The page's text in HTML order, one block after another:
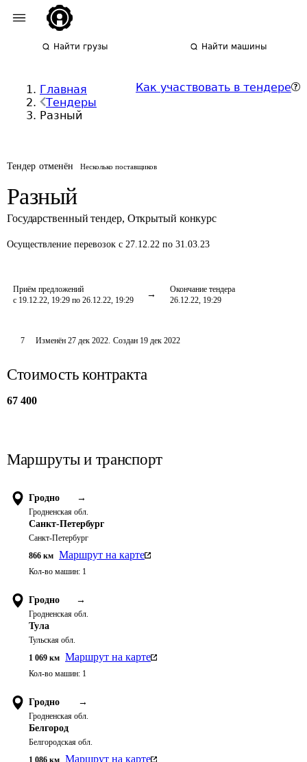
Найти грузы Найти машины
Главная
Тендеры
Разный
Как участвовать в тендере
Тендер отменён Несколько поставщиков
Разный
Государственный тендер, Открытый конкурс
Осуществление перевозок с 27.12.22 по 31.03.23
Приём предложений
с 19.12.22, 19:29 по 26.12.22, 19:29
Окончание тендера
26.12.22, 19:29
7 Изменён 27 дек 2022. Создан 19 дек 2022
Стоимость контракта
67 400
Маршруты и транспорт
Гродно →
Гродненская обл.
Санкт-Петербург
Санкт-Петербург
866 км Маршрут на карте
Кол-во машин: 1
Гродно →
Гродненская обл.
Тула
Тульская обл.
1 069 км Маршрут на карте
Кол-во машин: 1
Гродно →
Гродненская обл.
Белгород
Белгородская обл.
1 086 км Маршрут на карте